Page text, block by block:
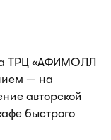
ТРЦ «АФИМОЛЛ
— на
авторской
быстрого